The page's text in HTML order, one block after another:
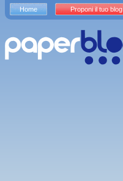
Home Proponi il tuo blog